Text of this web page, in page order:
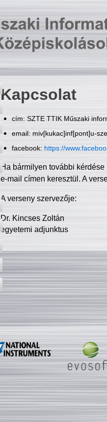
Kapcsolat
cím: SZTE TTIK Műszaki
email: miv[kukac]inf[pont]u-
facebook: https://
Ha bármilyen további
e-mail címen keresztül. A
A verseny szervezője:
Dr. Kincses Zoltán
egyetemi adjunktus